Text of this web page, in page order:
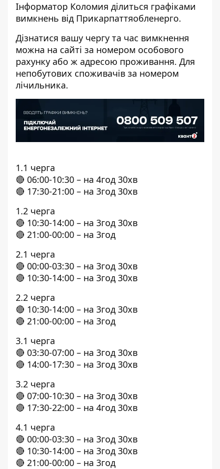
Інформатор Коломия ділиться графіками
вимкнень від Прикарпаттяобленерго.
Дізнатися вашу чергу та час вимкнення
можна на сайті за номером особового
рахунку або ж адресою проживання. Для
непобутових споживачів за номером
лічильника.
1.1 черга
🔴 06:00-10:30 – на 4год 30хв
🔴 17:30-21:00 – на 3год 30хв
1.2 черга
🔴 10:30-14:00 – на 3год 30хв
🔴 21:00-00:00 – на 3год
2.1 черга
🔴 00:00-03:30 – на 3год 30хв
🔴 10:30-14:00 – на 3год 30хв
2.2 черга
🔴 10:30-14:00 – на 3год 30хв
🔴 21:00-00:00 – на 3год
3.1 черга
🔴 03:30-07:00 – на 3год 30хв
🔴 14:00-17:30 – на 3год 30хв
3.2 черга
🔴 07:00-10:30 – на 3год 30хв
🔴 17:30-22:00 – на 4год 30хв
4.1 черга
🔴 00:00-03:30 – на 3год 30хв
🔴 10:30-14:00 – на 3год 30хв
🔴 21:00-00:00 – на 3год